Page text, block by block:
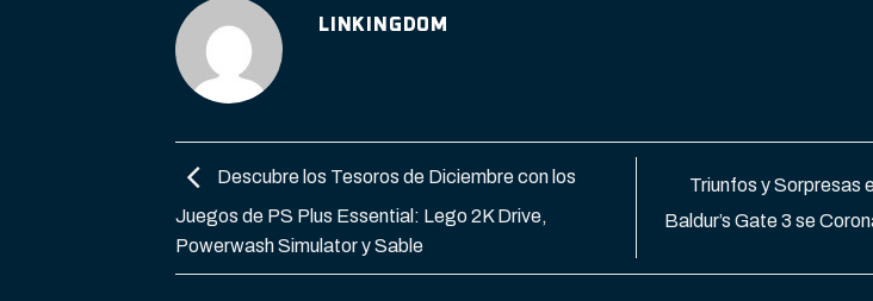
LINKINGDOM
Descubre los Tesoros de Diciembre con los
Juegos de PS Plus Essential: Lego 2K Drive,
Powerwash Simulator y Sable
Triunfos y Sorpresas
Baldur’s Gate 3 se